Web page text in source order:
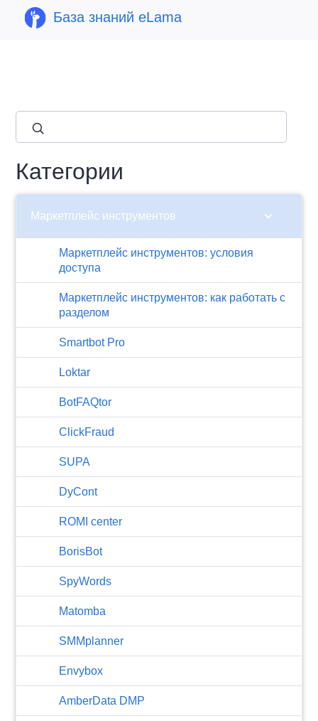
База знаний eLama
Категории
Маркетплейс инструментов chevron_right
Маркетплейс инструментов: условия
доступа
Маркетплейс инструментов: как работать с
разделом
Smartbot Pro
Loktar
BotFAQtor
​ClickFraud
SUPA
DyCont
ROMI center
BorisBot
SpyWords
Matomba
SMMplanner
Envybox
AmberData DMP